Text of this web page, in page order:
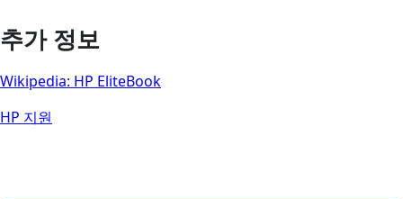
추가 정보
Wikipedia: HP EliteBook
HP 지원